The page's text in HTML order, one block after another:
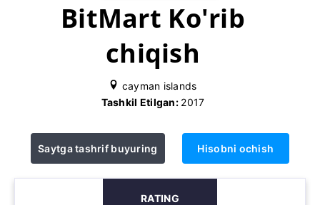
BitMart Ko'rib
chiqish
cayman islands
Tashkil Etilgan: 2017
Saytga tashrif buyuring Hisobni ochish
RATING